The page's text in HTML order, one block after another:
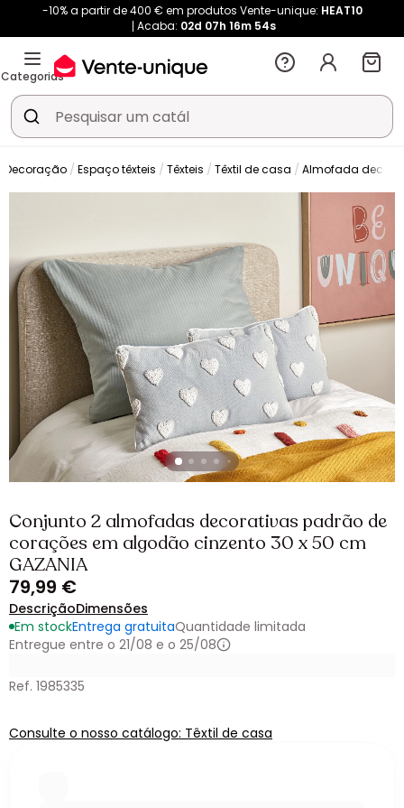
-10% a partir de 400 € em produtos Vente-unique: HEAT10
Acaba: 02d 07h 16m 54s
Categorias
Decoração Espaço têxteis Têxteis Têxtil de casa Almofada
Conjunto 2 almofadas decorativas padrão de
corações em algodão cinzento 30 x 50 cm
GAZANIA
79,99 €
DescriçãoDimensões
Em stockEntrega gratuitaQuantidade limitada
Entregue entre o 21/08 e o 25/08
Ref. 1985335
Consulte o nosso catálogo: Têxtil de casa